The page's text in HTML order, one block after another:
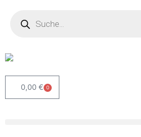
springen
0,00 € 0
Warenkorb